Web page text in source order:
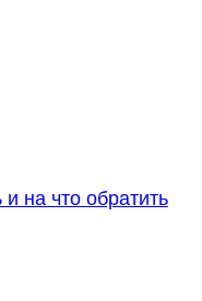
на что обратить